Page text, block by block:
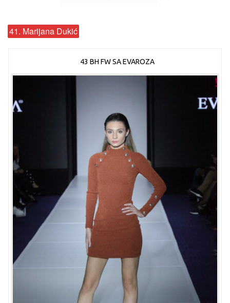
41. Marijana Dukić
43 BH FW SA EVAROZA